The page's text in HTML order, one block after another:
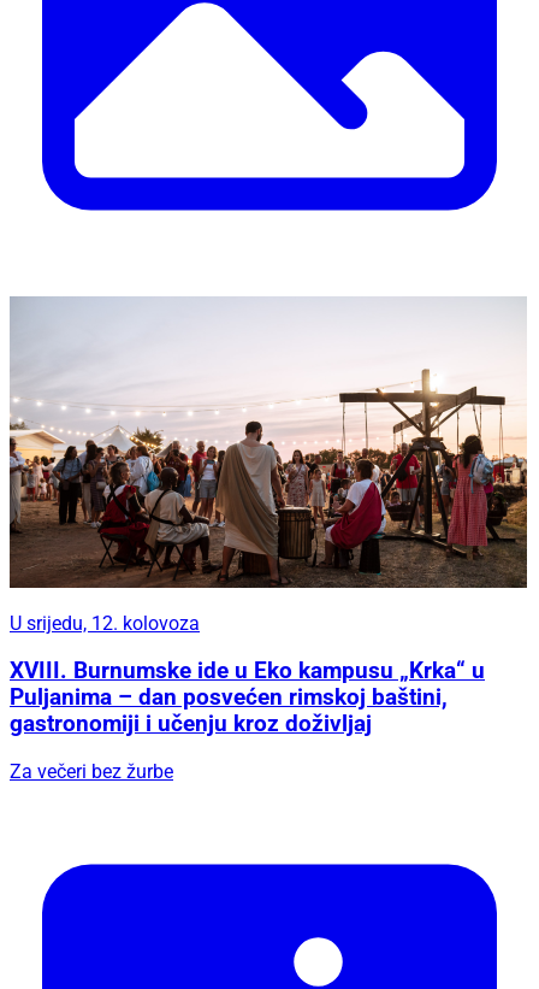
U srijedu, 12. kolovoza
XVIII. Burnumske ide u Eko kampusu „Krka“ u
Puljanima – dan posvećen rimskoj baštini,
gastronomiji i učenju kroz doživljaj
Za večeri bez žurbe